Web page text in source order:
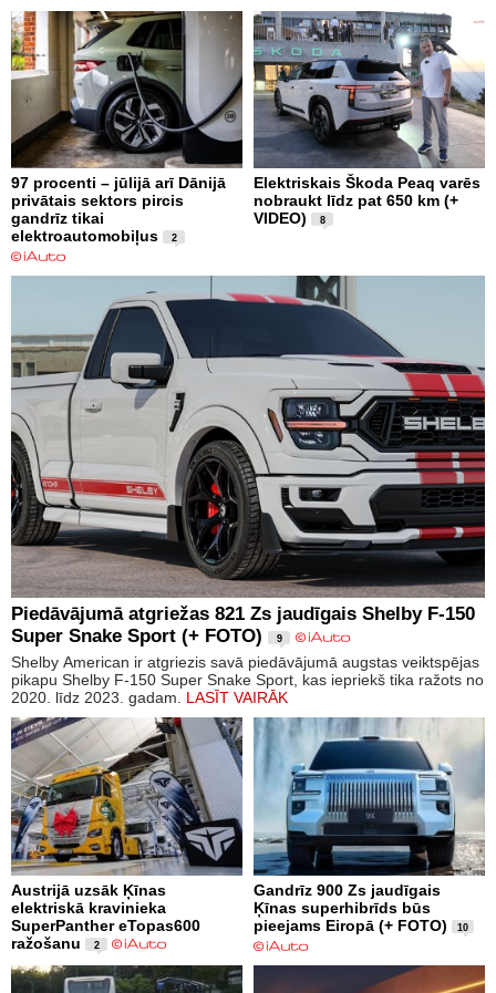
97 procenti – jūlijā arī Dānijā
privātais sektors pircis
gandrīz tikai
elektroautomobiļus
2
Elektriskais Škoda Peaq varēs
nobraukt līdz pat 650 km (+
VIDEO)
8
Piedāvājumā atgriežas 821 Zs jaudīgais Shelby F-150
Super Snake Sport (+ FOTO)
9
Shelby American ir atgriezis savā piedāvājumā augstas veiktspējas
pikapu Shelby F-150 Super Snake Sport, kas iepriekš tika ražots no
2020. līdz 2023. gadam. LASĪT VAIRĀK
Austrijā uzsāk Ķīnas
elektriskā kravinieka
SuperPanther eTopas600
ražošanu
2
Gandrīz 900 Zs jaudīgais
Ķīnas superhibrīds būs
pieejams Eiropā (+ FOTO)
10